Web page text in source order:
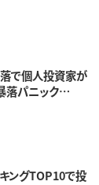
落で個人投資家が
落パニック…
ングTOP10で投